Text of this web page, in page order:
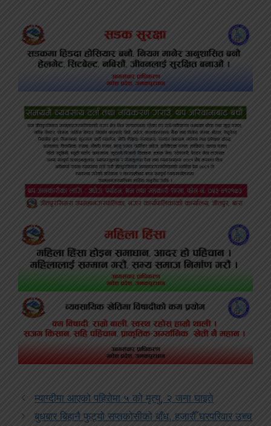
म्याग्दीमा आएको पहिरोमा ५ को मृत्यु, २ जना घाइते
बुधबार बिहानै फुट्यो सप्तकोसीको बाँध, हजारौँ घरपरिवार उच्च